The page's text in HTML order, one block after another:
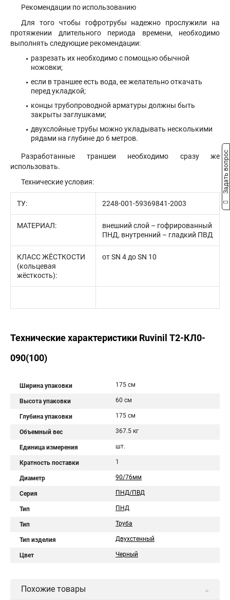
Рекомендации по использованию
Для того чтобы гофротрубы надежно прослужили на
протяжении длительного периода времени, необходимо
выполнять следующие рекомендации:
разрезать их необходимо с помощью обычной
ножовки;
если в траншее есть вода, ее желательно откачать
перед укладкой;
концы трубопроводной арматуры должны быть
закрыты заглушками;
двухслойные трубы можно укладывать несколькими
рядами на глубине до 6 метров.
Разработанные траншеи необходимо сразу же
использовать.
Технические условия:
ТУ: 2248-001-59369841-2003
МАТЕРИАЛ:
внешний слой – гофрированный
ПНД, внутренний – гладкий ПВД
КЛАСС ЖЁСТКОСТИ
(кольцевая
жёсткость):
от SN 4 до SN 10
Технические характеристики Ruvinil Т2-КЛ0-
090(100)
Ширина упаковки 175 см
Высота упаковки 60 см
Глубина упаковки 175 см
Объемный вес 367.5 кг
Единица измерения шт.
Кратность поставки 1
Диаметр 90/76мм
Серия ПНД/ПВД
Тип ПНД
Тип Труба
Тип изделия Двухстенный
Цвет Черный
Похожие товары
Задать вопрос